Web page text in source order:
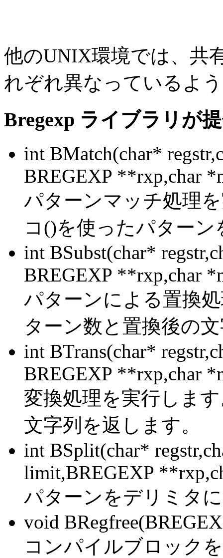
他のUNIX環境では、共
れぞれ異なっているよ
Bregexp ライブラリが
int BMatch(char*
BREGEXP **rxp,char
パターンマッチ処理
コ()を使ったパターン
int BSubst(char*
BREGEXP **rxp,char
パターンによる置換
ターン数と置換後の
int BTrans(char*
BREGEXP **rxp,char
変換処理を実行しま
文字列を返します。
int BSplit(char*
limit,BREGEXP
パターンをデリミタ
void
コンパイルブロック